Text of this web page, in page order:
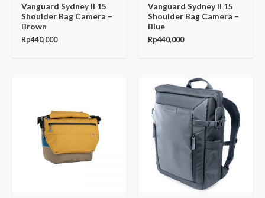
Vanguard Sydney II 15
Shoulder Bag Camera –
Brown
Rp440,000
Vanguard Sydney II 15
Shoulder Bag Camera –
Blue
Rp440,000